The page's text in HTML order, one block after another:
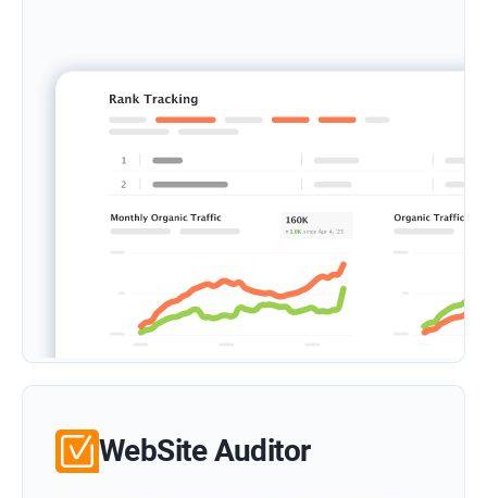
WebSite Auditor